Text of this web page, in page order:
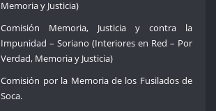
Memoria y Justicia)
Comisión Memoria, Justicia y contra la
Impunidad – Soriano (Interiores en Red – Por
Verdad, Memoria y Justicia)
Comisión por la Memoria de los Fusilados de
Soca.